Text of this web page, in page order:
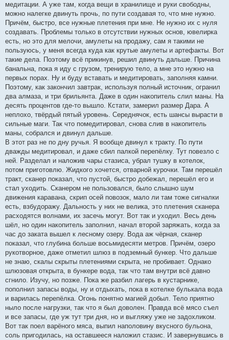
медитации. А уже там, когда вещи в хранилище и руки свободны,
можно налегке двинуть прочь, по пути создавая то, что мне нужно.
Причём, быстро, все нужные плетения при мне. Не нужно их с нуля
создавать. Проблемы только в отсутствии нужных основ, ювелирка
есть, но это для мелочи, амулеты на продажу, сам я такими не
пользуюсь, у меня всегда куда как крутые амулеты и артефакты. Вот
такие дела. Поэтому всё прикинув, решил двинуть дальше. Причина
банальна, пока я иду с грузом, тренирую тело, а мне это нужно на
первых порах. Ну и буду вставать и медитировать, заполняя камни.
Поэтому, как закончил завтрак, используя полный источник, огранил
два алмаза, и три брильянта. Даже в один накопитель слил маны. На
десять процентов где-то вышло. Кстати, замерил размер Дара. А
неплохо, твёрдый пятый уровень. Середнячок, есть шансы вырасти в
сильные маги. Так что помедитировал, снова слив в накопитель
маны, собрался и двинул дальше.
В этот раз не по дну ручья. Я вообще двинул к тракту. По пути
дважды медитировал, и даже сбил палкой перепёлку. Тут повезло с
ней. Разделал и наложив чары стазиса, убрал тушку в котелок,
потом приготовлю. Жидкого хочется, отварной курочки. Там перешёл
тракт, сканер показал, что пустой, быстро добежал, перешёл его и
стал уходить. Сканером не пользовался, было слышно шум
движения каравана, скрип осей повозок, мало ли там тоже сигналки
есть, взбудоражу. Дальность у них не велика, это плетения сканера
расходятся волнами, их засечь могут. Вот так и уходил. Весь день
шёл, но один накопитель заполнил, начал второй заряжать, когда за
час до заката вышел к лесному озеру. Вода аж чёрная, сканер
показал, что глубина больше восьмидесяти метров. Причём, озеро
рукотворное, даже отметил шлюз в подземный бункер. Что дальше
не знаю, скалы скрыты плетениями скрыта, не пробивает. Однако
шлюзовая открыта, в бункере вода, так что там внутри всё давно
сгнило. Изучу, но позже. Пока же разбил лагерь в кустарнике,
пополнил запасы воды, ну и отдыхать, пока в котелке булькала вода
и варилась перепёлка. Огонь понятно магией добыл. Тело приятно
ныло после нагрузки, так что я был доволен. Правда всё мясо съел
и все запасы, где уж тут три дня, но и выгляжу уже не задохликом.
Вот так поел варёного мяса, выпил наполовину вкусного бульона,
соль пригодилась, на оставшееся наложил стазис. И завернувшись в